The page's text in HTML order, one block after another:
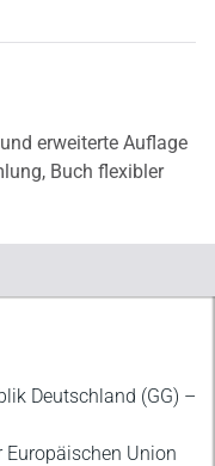
erweiterte Auflage
Buch flexibler
Deutschland (GG) –
Europäischen Union